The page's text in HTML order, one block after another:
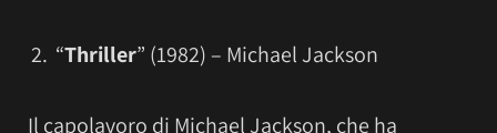
“Thriller” (1982) – Michael Jackson
Il capolavoro di Michael Jackson, che ha